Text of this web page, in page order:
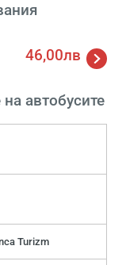
46,00лв
автобусите
Turizm